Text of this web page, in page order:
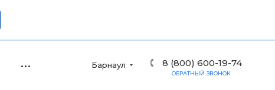
Барнаул 8 (800) 600-19-74
ОБРАТНЫЙ ЗВОНОК